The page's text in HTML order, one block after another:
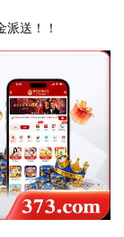
送！！